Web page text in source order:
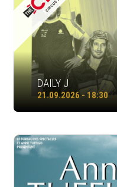
DAILY J
21.09.2026 - 18:30